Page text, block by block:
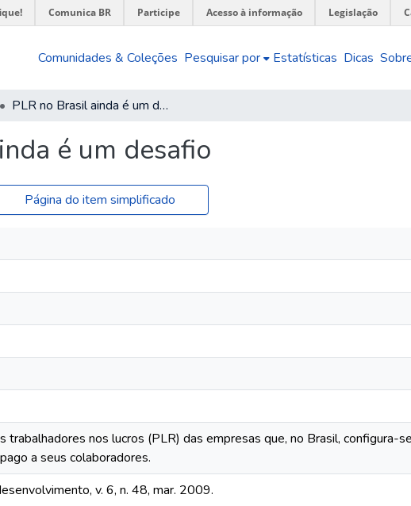
Comunica BR Participe Acesso à informação Legislação
Comunidades & Coleções Pesquisar por Estatísticas Dicas
PLR no Brasil ainda é um desafio
é um desafio
Página do item simplificado
trabalhadores nos lucros (PLR) das empresas que, no Brasil, configura-
a seus colaboradores.
v. 6, n. 48, mar. 2009.